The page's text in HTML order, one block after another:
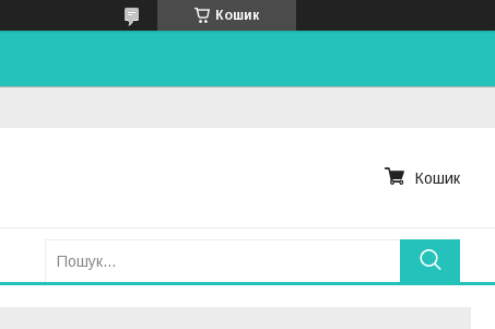
Кошик
Кошик